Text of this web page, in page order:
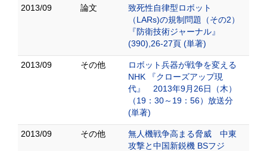
2013/09 論文
致死性自律型ロボット
（LARs)の規制問題（その2）
『防衛技術ジャーナル』
(390),26-27頁 (単著)
2013/09 その他
ロボット兵器が戦争を変える
NHK 『クローズアップ現
代』 2013年9月26日（木）
（19：30～19：56）放送分
(単著)
2013/09 その他
無人機戦争高まる脅威 中東
攻撃と中国新鋭機 BSフジ